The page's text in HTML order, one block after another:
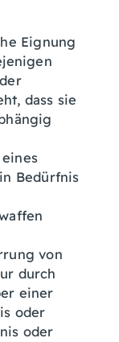
Eignung
dass sie
Bedürfnis
von
durch
einer
oder
oder